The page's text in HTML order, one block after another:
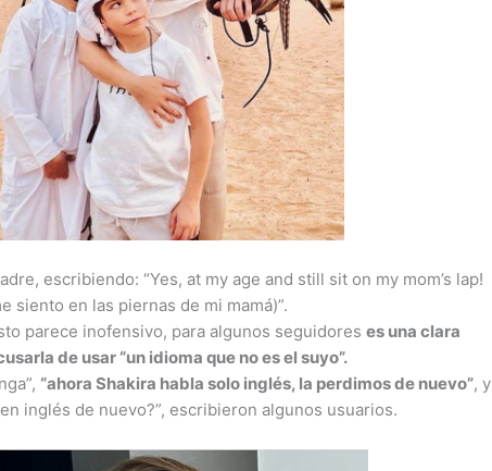
escribiendo: “Yes, at my age and still sit on my mom’s lap!
siento en las piernas de mi mamá)”.
parece inofensivo, para algunos seguidoreses una clara
de usar “un idioma que no es el suyo”.
“ahora Shakira habla solo inglés, la perdimos de nuevo”, y
inglés de nuevo?”, escribieron algunos usuarios.